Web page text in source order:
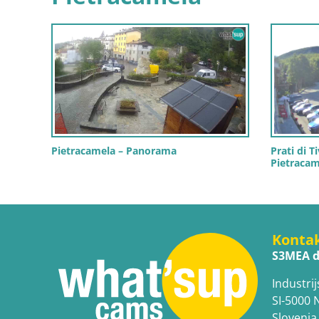
Pietracamela – Panorama
Prati di
S3MEA
SI-5000